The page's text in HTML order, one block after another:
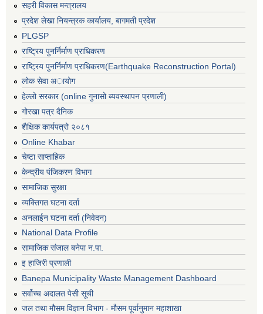
सहरी विकास मन्त्रालय
प्रदेश लेखा नियन्त्रक कार्यालय, बागमती प्रदेश
PLGSP
राष्ट्रिय पुनर्निर्माण प्राधिकरण
राष्ट्रिय पुनर्निर्माण प्राधिकरण(Earthquake Reconstruction Portal)
लोक सेवा अायोग
हेल्लो सरकार (online गुनासो ब्यवस्थापन प्रणाली)
गोरखा पत्र दैनिक
शैक्षिक कार्यपत्रो २०८१
Online Khabar
चेष्टा साप्ताहिक
केन्द्रीय पंजिकरण विभाग
सामाजिक सुरक्षा
व्यक्तिगत घटना दर्ता
अनलाईन घटना दर्ता (निवेदन)
National Data Profile
सामाजिक संजाल बनेपा न.पा.
इ हाजिरी प्रणाली
Banepa Municipality Waste Management Dashboard
सर्वोच्च अदालत पेसी सूची
जल तथा मौसम विज्ञान विभाग - मौसम पूर्वानुमान महाशाखा